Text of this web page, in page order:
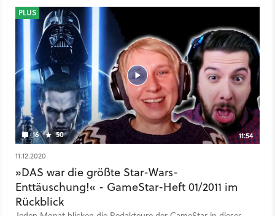
16 50 11:54
PLUS
11.12.2020
»DAS war die größte Star-Wars-
Enttäuschung!« - GameStar-Heft 01/2011 im
Rückblick